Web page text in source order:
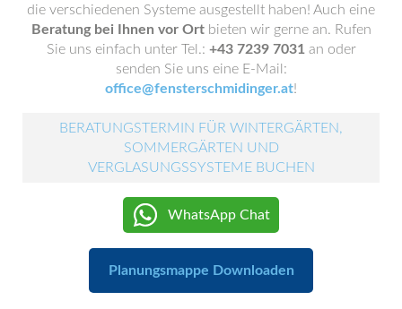
die verschiedenen Systeme ausgestellt haben! Auch eine
Beratung bei Ihnen vor Ortbieten wir gerne an. Rufen
Sie uns einfach unter Tel.: +43 7239 7031 an oder
senden Sie uns eine E-Mail:
office@fensterschmidinger.at!
BERATUNGSTERMIN FÜR WINTERGÄRTEN,
SOMMERGÄRTEN UND
VERGLASUNGSSYSTEME BUCHEN
WhatsApp Chat
Planungsmappe Downloaden